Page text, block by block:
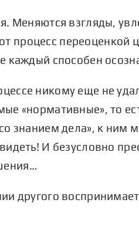
Меняются взгляды,
переоценкой
каждый способен
никому еще не
«нормативные», то
знанием дела», к ним
И безусловно
другого